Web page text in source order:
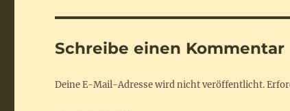
Schreibe einen Kommentar
Deine E-Mail-Adresse wird nicht veröffentlicht.